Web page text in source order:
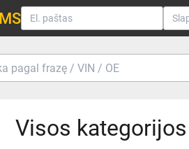
Visos kategorijos